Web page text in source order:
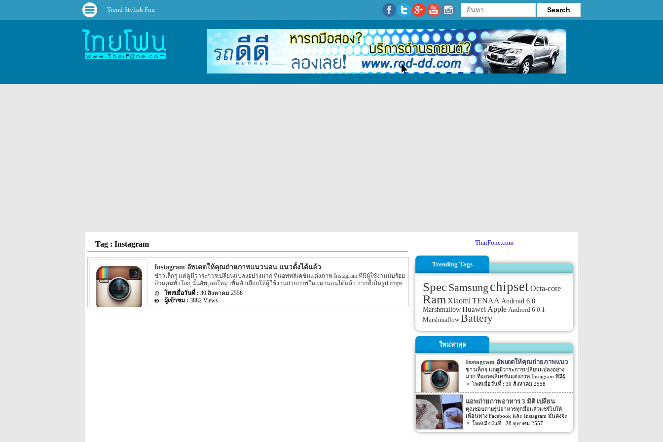
Trend Stylish Fun
Tag : Instagram
Instagram อัพเดตให้คุณถ่ายภาพแนวนอน แนวตั้งได้แล้ว
ข่าวเล็กๆ แต่ดูมีวาระการเปลี่ยนแปลงอย่างมาก ที่แอพพลิเคชันแต่งภาพ Instagram ที่มีผู้ใช้งานนับร้อย
ล้านคนทั่วโลก นั้นอัพเดตใหม่ เพิ่มตัวเลือกให้ผู้ใช้งานถ่ายภาพในแนวนอนได้แล้ว จากที่เป็นรูป crops
สี่เหลี่ยมจัตุรัสตั้งแต่ครั้งแรกที่เปิดตัวในเดือนตุลาคม 2010
30 สิงหาคม 2558
3882 Views
ThaiFone.com
Trending Tags
SpecSamsung chipsetOcta-core
Ram Xiaomi TENAA Android 6.0
MarshmallowHuawei Apple Android 6.0.1
Marshmallow Battery
ใหม่ล่าสุด
Instagram อัพเดตให้คุณถ่ายภาพแนว
นอน แนวตั้งได้แล้ว
ข่าวเล็กๆ แต่ดูมีวาระการเปลี่ยนแปลงอย่าง
มาก ที่แอพพลิเคชันแต่งภาพ Instagram ที่มีผู้
ใช้งานนับร้อยล้านคนทั่วโลก นั้นอัพเดตใหม่
ได้แล้ว จากที่เป็นรูป crops สี่เหลี่ยมจัตุรัส
ตั้งแต่ครั้งแรกที่เปิดตัวในเดือนตุลาคม 2010
30 สิงหาคม 2558
แอพถ่ายภาพอาหาร 3 มิติ เปลี่ยน
iPhone เป็นเครื่องสแกน
คุณชอบถ่ายรูปอาหารทุกมื้อแล้วแชร์ไปให้
เพื่อนทาง Facebook และ Instagram มันคงจะ
ดีถ้าสามารถส่งกลิ่นและรสชาติไปด้วยหาก
28 ตุลาคม 2557